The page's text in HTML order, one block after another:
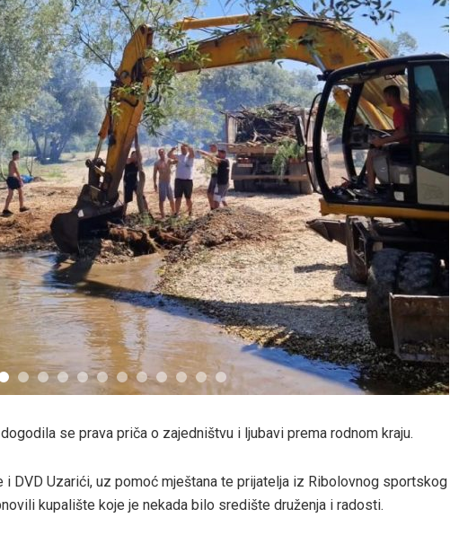
se prava priča o zajedništvu i ljubavi prema rodnom kraju.
i DVD Uzarići, uz pomoć mještana te prijatelja iz Ribolovnog sportskog
kupalište koje je nekada bilo središte druženja i radosti.